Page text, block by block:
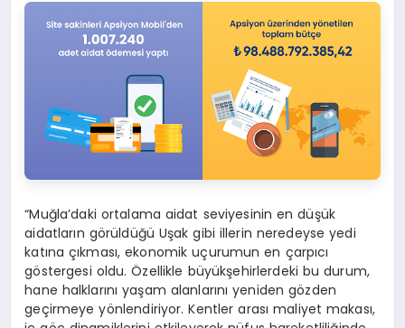
“Muğla’daki ortalama aidat seviyesinin en düşük
aidatların görüldüğü Uşak gibi illerin neredeyse yedi
katına çıkması, ekonomik uçurumun en çarpıcı
göstergesi oldu. Özellikle büyükşehirlerdeki bu durum,
hane halklarını yaşam alanlarını yeniden gözden
geçirmeye yönlendiriyor. Kentler arası maliyet makası,